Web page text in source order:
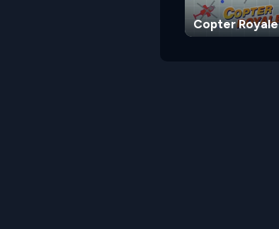
Copter Royale